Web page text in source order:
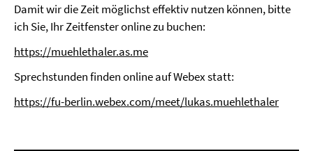
Damit wir die Zeit möglichst effektiv nutzen können, bitte
ich Sie, Ihr Zeitfenster online zu buchen:
https://muehlethaler.as.me
Sprechstunden finden online auf Webex statt:
https://fu-berlin.webex.com/meet/lukas.muehlethaler